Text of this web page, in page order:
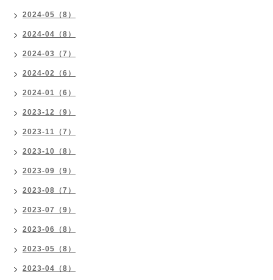
2024-05（8）
2024-04（8）
2024-03（7）
2024-02（6）
2024-01（6）
2023-12（9）
2023-11（7）
2023-10（8）
2023-09（9）
2023-08（7）
2023-07（9）
2023-06（8）
2023-05（8）
2023-04（8）